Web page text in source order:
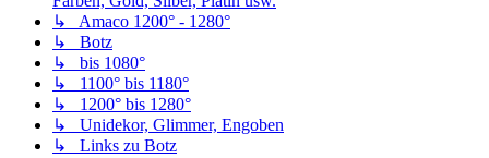
↳ Amaco 1200° - 1280°
↳ Botz
↳ bis 1080°
↳ 1100° bis 1180°
↳ 1200° bis 1280°
↳ Unidekor, Glimmer, Engoben
↳ Links zu Botz